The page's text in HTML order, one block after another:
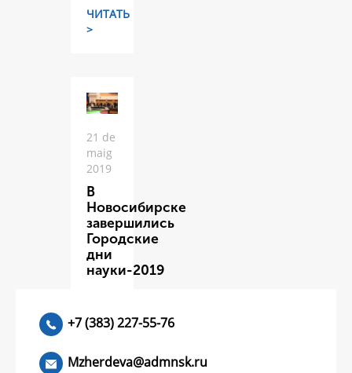
ЧИТАТЬ
>
21 de
maig
2019
В
Новосибирске
завершились
Городские
дни
науки-2019
+7 (383) 227-55-76
Mzherdeva@admnsk.ru